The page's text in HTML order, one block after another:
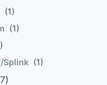
net.W) dW # array([[
が何か複雑な形をしてい
L}{partial w_{11}})は
伝播 入力層
う。 順伝\"搬\"ではな
クが多層になったとして
Numpyの積和計算を繰
(1)
(1)
Splink (1)